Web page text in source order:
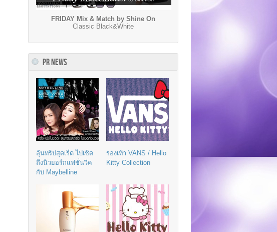
FRIDAY Mix & Match by Shine On
Classic Black&White
PR NEWS
ลุ้นทริปสุดเริ่ด ไปเชิด
ถึงนิวยอร์กแฟชั่นวีค
กับ Maybelline
รองเท้า VANS / Hello
Kitty Collection